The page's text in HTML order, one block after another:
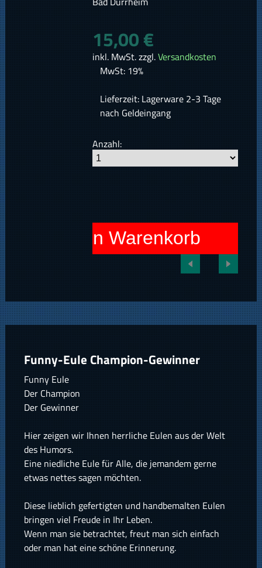
15,00 €
inkl. MwSt. zzgl.Versandkosten
MwSt: 19%
Lieferzeit: Lagerware 2-3 Tage
nach Geldeingang
Anzahl:
In den Warenkorb
Funny-Eule Champion-Gewinner
Funny Eule
Der Champion
Der Gewinner
Hier zeigen wir Ihnen herrliche Eulen aus der Welt
des Humors.
Eine niedliche Eule für Alle, die jemandem gerne
etwas nettes sagen möchten.
Diese lieblich gefertigten und handbemalten Eulen
bringen viel Freude in Ihr Leben.
Wenn man sie betrachtet, freut man sich einfach
oder man hat eine schöne Erinnerung.